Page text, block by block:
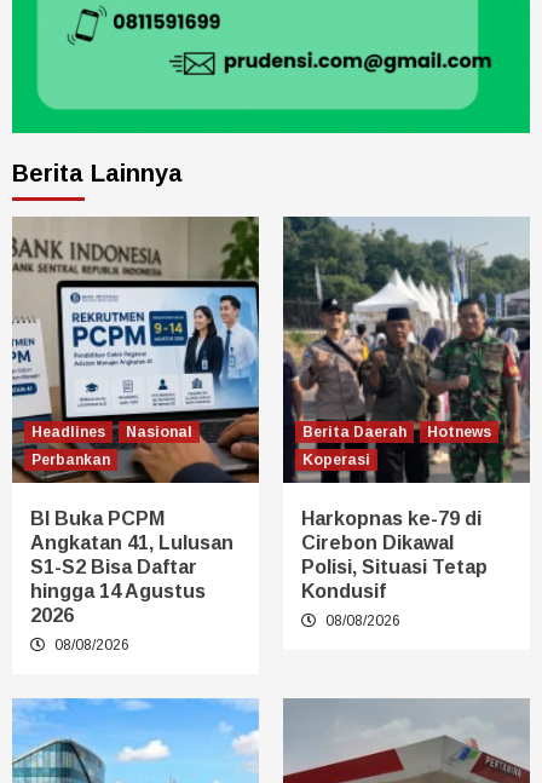
Berita Lainnya
Headlines
Nasional
Perbankan
BI Buka PCPM
Angkatan 41, Lulusan
S1-S2 Bisa Daftar
hingga 14 Agustus
2026
08/08/2026
Berita Daerah
Hotnews
Koperasi
Harkopnas ke-79 di
Cirebon Dikawal
Polisi, Situasi Tetap
Kondusif
08/08/2026